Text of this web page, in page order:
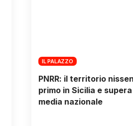
IL PALAZZO
PNRR: il territorio
primo in Sicilia e
media nazionale